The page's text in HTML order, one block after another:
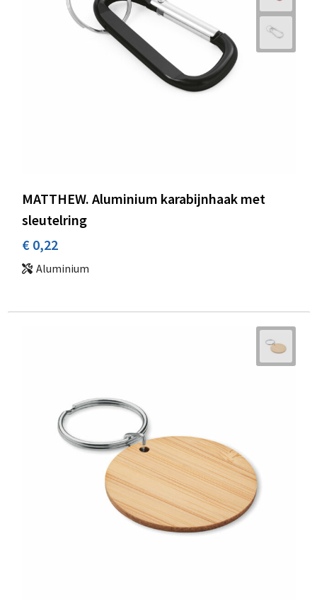
MATTHEW. Aluminium karabijnhaak met
sleutelring
€ 0,22
Aluminium